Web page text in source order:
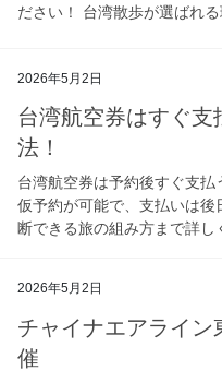
ださい！ 台湾散歩が選ばれ
2026年5月2日
台湾航空券はすぐ
法！
台湾航空券は予約後すぐ支
仮予約が可能で、支払いは
断できる旅の組み方まで詳
2026年5月2日
チャイナエアライン
催